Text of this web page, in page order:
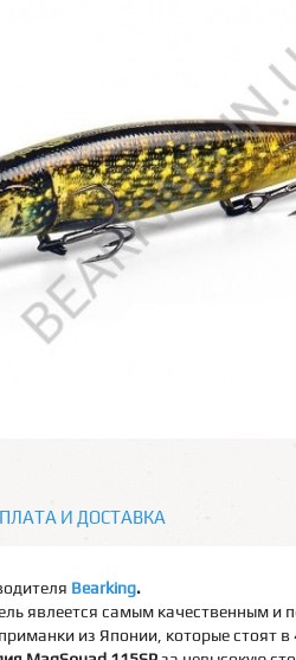
И ДОСТАВКА
Bearking.
явлеется самым качественным и
из Японии, которые стоят